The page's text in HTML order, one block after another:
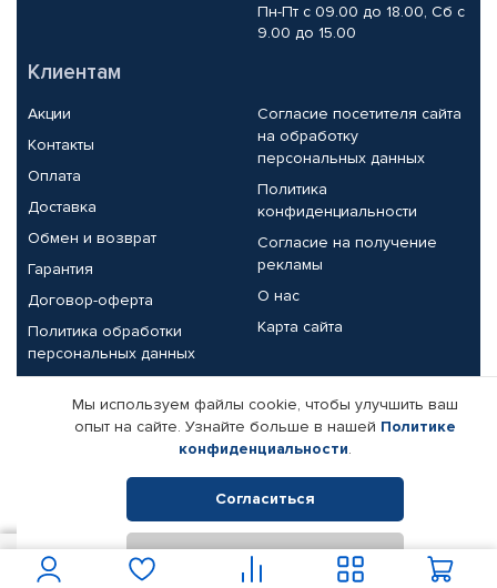
Пн-Пт с 09.00 до 18.00, Сб с
9.00 до 15.00
Клиентам
Акции
Контакты
Оплата
Доставка
Обмен и возврат
Гарантия
Договор-оферта
Политика обработки
персональных данных
Согласие посетителя сайта
на обработку
персональных данных
Политика
конфиденциальности
Согласие на получение
рекламы
О нас
Карта сайта
Партнерам
Корпоративным клиентам
Поставщикам
Реквизиты компании
© КАМАЗ ЦЕНТР ДОНЕЦК, 2015-2026. Все права защищены.
Интернет-магазин автомобильных товаров Автопрофи.
Мы используем файлы cookie, чтобы улучшить ваш
опыт на сайте. Узнайте больше в нашей Политике
конфиденциальности.
Согласиться
Отклонить
В корзину